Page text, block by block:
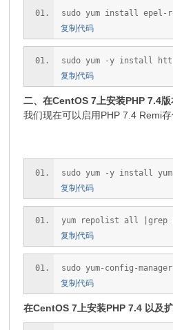
sudo yum install epel-
复制代码
sudo yum -y install
复制代码
二、在CentOS 7上安装PHP 7.4版
我们现在可以启用PHP 7.4 Remi
sudo yum -y install
复制代码
yum repolist all |grep
复制代码
sudo yum-config-
复制代码
在CentOS 7上安装PHP 7.4 以及扩